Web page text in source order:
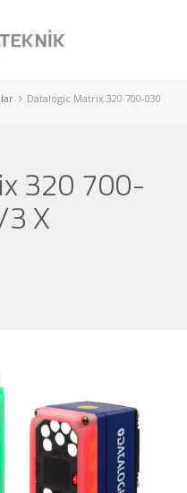
Datalogic Matrix 320 700-030
320 700-
X